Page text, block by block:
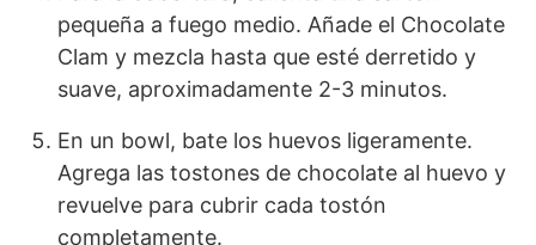
pequeña a fuego medio. Añade el Chocolate
Clam y mezcla hasta que esté derretido y
suave, aproximadamente 2-3 minutos.
En un bowl, bate los huevos ligeramente.
Agrega las tostones de chocolate al huevo y
revuelve para cubrir cada tostón
completamente.